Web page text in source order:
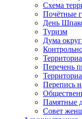
Схема
Почётные
День
Туризм
Дума
Перечень
Перепись
Памятные
Совет